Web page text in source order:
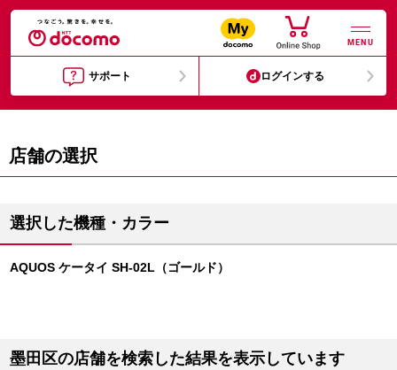
MENU
サポート ログインする
店舗の選択
選択した機種・カラー
AQUOS ケータイ SH-02L（ゴールド）
墨田区の店舗を検索した結果を表示しています